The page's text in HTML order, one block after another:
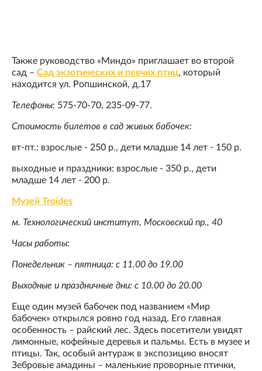
Также руководство «Миндо» приглашает во второй
сад – Сад экзотических и певчих птиц, который
находится ул. Ропшинской, д.17
Телефоны: 575-70-70, 235-09-77.
Стоимость билетов в сад живых бабочек:
вт-пт.: взрослые - 250 р., дети младше 14 лет - 150 р.
выходные и праздники: взрослые - 350 р., дети
младше 14 лет - 200 р.
Музей Troides
м. Технологический институт, Московский пр., 40
Часы работы:
Понедельник – пятница: с 11.00 до 19.00
Выходные и праздничные дни: с 10.00 до 20.00
Еще один музей бабочек под названием «Мир
бабочек» открылся ровно год назад. Его главная
особенность – райский лес. Здесь посетители увидят
лимонные, кофейные деревья и пальмы. Есть в музее и
птицы. Так, особый антураж в экспозицию вносят
Зебровые амадины – маленькие проворные птички,